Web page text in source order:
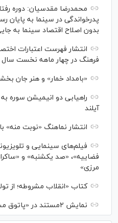
محمدرضا مقدسیان: دوره
پدرخواندگی در سینما به
بدون اصلاح اقتصاد سینما به
انتشار فهرست اعتبارات
فرهنگ در چهار ماهه نخست سال ۱۴۰۵
«بامداد خمار» و هنر جان
راهیابی دو انیمیشن سوره
آیلند
انتشار نماهنگ «نوبت منه»
فیلم‌های سینمایی و
فضاییه»، «صد یکشنبه» و
مرزی»
کتاب «انقلاب مشروطه؛ از
نمایش ۲مستند در «پاتوق مستند»